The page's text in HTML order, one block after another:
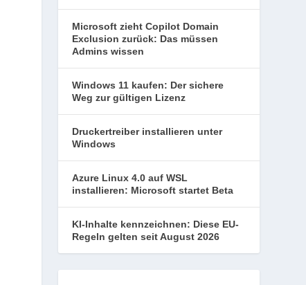
Microsoft zieht Copilot Domain
Exclusion zurück: Das müssen
Admins wissen
Windows 11 kaufen: Der sichere
Weg zur gültigen Lizenz
Druckertreiber installieren unter
Windows
Azure Linux 4.0 auf WSL
installieren: Microsoft startet Beta
KI-Inhalte kennzeichnen: Diese EU-
Regeln gelten seit August 2026